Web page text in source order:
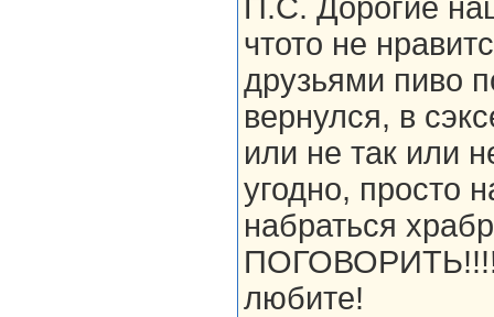
П.С. Дорогие
чтото не
друзьями пиво
вернулся, в
или не так или
угодно, просто
набраться
любите!